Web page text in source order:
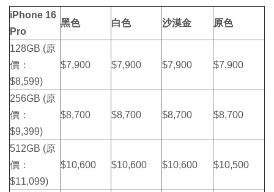
iPhone 16
Pro
黑色 白色 沙漠金 原色
128GB (原
價：
$8,599)
$7,900 $7,900 $7,900 $7,900
256GB (原
價：
$9,399)
$8,700 $8,700 $8,700 $8,700
512GB (原
價：
$11,099)
$10,600 $10,600 $10,600 $10,500